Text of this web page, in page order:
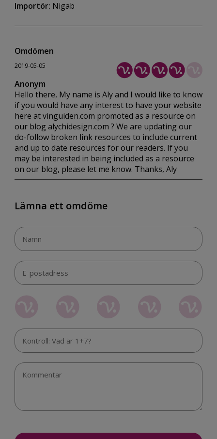
Importör: Nigab
Omdömen
2019-05-05
Anonym
Hello there, My name is Aly and I would like to know
if you would have any interest to have your website
here at vinguiden.com promoted as a resource on
our blog alychidesign.com ? We are updating our
do-follow broken link resources to include current
and up to date resources for our readers. If you
may be interested in being included as a resource
on our blog, please let me know. Thanks, Aly
Lämna ett omdöme